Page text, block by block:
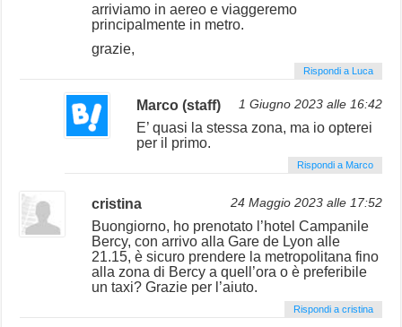
arriviamo in aereo e viaggeremo
principalmente in metro.
grazie,
Rispondi a Luca
Marco (staff) 1 Giugno 2023 alle 16:42
E’ quasi la stessa zona, ma io opterei
per il primo.
Rispondi a Marco
cristina 24 Maggio 2023 alle 17:52
Buongiorno, ho prenotato l’hotel Campanile
Bercy, con arrivo alla Gare de Lyon alle
21.15, è sicuro prendere la metropolitana fino
alla zona di Bercy a quell’ora o è preferibile
un taxi? Grazie per l’aiuto.
Rispondi a cristina